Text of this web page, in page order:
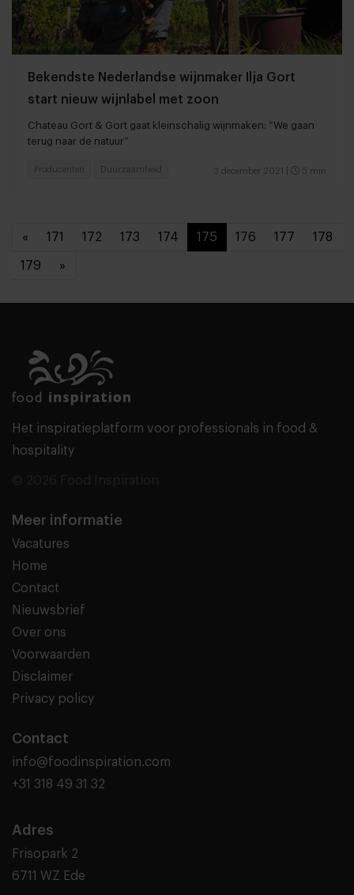
Bekendste Nederlandse wijnmaker Ilja Gort
start nieuw wijnlabel met zoon
Chateau Gort & Gort gaat kleinschalig wijnmaken: “We gaan
terug naar de natuur”
3 december 2021 5 min
Producenten Duurzaamheid
« 171 172 173 174 175 176 177 178
179 »
Het inspiratieplatform voor professionals in food &
hospitality
Meer informatie
Vacatures
Home
Contact
Nieuwsbrief
Over ons
Voorwaarden
Disclaimer
Privacy policy
Contact
info@foodinspiration.com
+31 318 49 31 32
Adres
Frisopark 2
6711 WZ Ede